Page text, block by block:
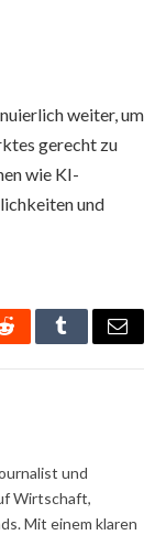
weiter, um
gerecht zu
wie KI-
und
RedditTumblrEmail
und
Wirtschaft,
Mit einem klaren